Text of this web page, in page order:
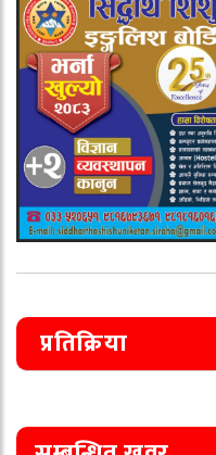
प्रतिक्रिया